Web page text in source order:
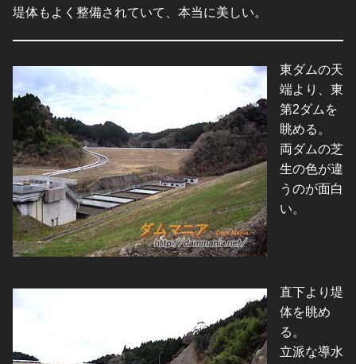
堤体もよく整備されていて、本当に美しい。
東ダムの天
端より、東
第2ダムを
眺める。
両ダムの芝
生の色が違
うのが面白
い。
直下より堤
体を眺め
る。
立派な導水